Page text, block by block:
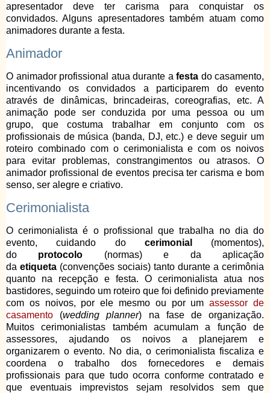
apresentador deve ter carisma para conquistar os
convidados. Alguns apresentadores também atuam como
animadores durante a festa.
Animador
O animador profissional atua durante a festa do casamento,
incentivando os convidados a participarem do evento
através de dinâmicas, brincadeiras, coreografias, etc. A
animação pode ser conduzida por uma pessoa ou um
grupo, que costuma trabalhar em conjunto com os
profissionais de música (banda, DJ, etc.) e deve seguir um
roteiro combinado com o cerimonialista e com os noivos
para evitar problemas, constrangimentos ou atrasos. O
animador profissional de eventos precisa ter carisma e bom
senso, ser alegre e criativo.
Cerimonialista
O cerimonialista é o profissional que trabalha no dia do
evento, cuidando do cerimonial
(momentos),
do protocolo (normas) e da aplicação
da etiqueta (convenções sociais) tanto durante a cerimônia
quanto na recepção e festa. O cerimonialista atua nos
bastidores, seguindo um roteiro que foi definido previamente
com os noivos, por ele mesmo ou por umassessor de
casamento (wedding planner) na fase de organização.
Muitos cerimonialistas também acumulam a função de
assessores, ajudando os noivos a planejarem e
organizarem o evento. No dia, o cerimonialista fiscaliza e
coordena o trabalho dos fornecedores e demais
profissionais para que tudo ocorra conforme contratado e
que eventuais imprevistos sejam resolvidos sem que